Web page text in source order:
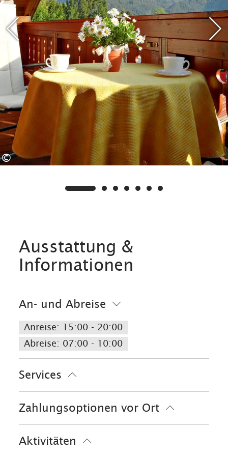
benutzen.
Ihr Vorteil als unser Gast: Wir sind
Partner-Vermieter/Betrieb der Reit im
Winkl Schwimm-Card. Sie haben
dadurch die Möglichkeit, zusätzlich zu
unseren eigenen Leistungen weitere
kostenlose Leistungen zu erhalten, wie
z.B. freien Eintritt im Freibad Reit im
Winkl, im Waldschwimmbad Kössen
sowie am Ostufer und der
Seepromenade am Walchsee.
Wir freuen uns auf Sie
©
Ausstattung &
Informationen
An- und Abreise
Anreise: 15:00 - 20:00
Abreise: 07:00 - 10:00
Services
kostenloser Parkplatz
Fahrradparkplätze
Zahlungsoptionen vor Ort
Aktivitäten